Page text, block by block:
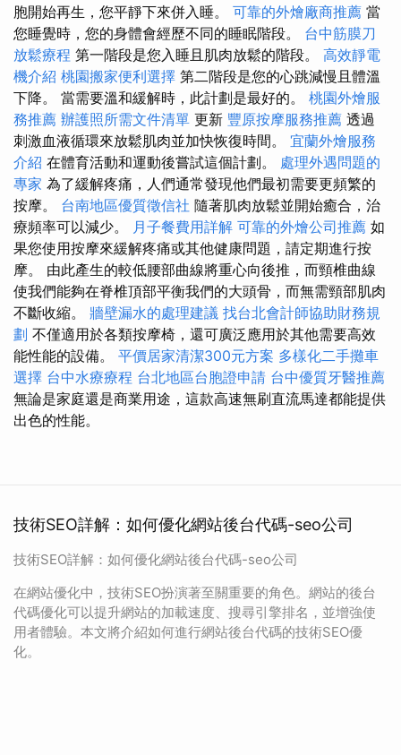
胞開始再生，您平靜下來併入睡。 可靠的外燴廠商推薦 當
您睡覺時，您的身體會經歷不同的睡眠階段。 台中筋膜刀
放鬆療程 第一階段是您入睡且肌肉放鬆的階段。 高效靜電
機介紹 桃園搬家便利選擇 第二階段是您的心跳減慢且體溫
下降。 當需要溫和緩解時，此計劃是最好的。 桃園外燴服
務推薦 辦護照所需文件清單 更新 豐原按摩服務推薦 透過
刺激血液循環來放鬆肌肉並加快恢復時間。 宜蘭外燴服務
介紹 在體育活動和運動後嘗試這個計劃。 處理外遇問題的
專家 為了緩解疼痛，人們通常發現他們最初需要更頻繁的
按摩。 台南地區優質徵信社 隨著肌肉放鬆並開始癒合，治
療頻率可以減少。 月子餐費用詳解 可靠的外燴公司推薦 如
果您使用按摩來緩解疼痛或其他健康問題，請定期進行按
摩。 由此產生的較低腰部曲線將重心向後推，而頸椎曲線
使我們能夠在脊椎頂部平衡我們的大頭骨，而無需頸部肌肉
不斷收縮。 牆壁漏水的處理建議 找台北會計師協助財務規
劃 不僅適用於各類按摩椅，還可廣泛應用於其他需要高效
能性能的設備。 平價居家清潔300元方案 多樣化二手攤車
選擇 台中水療療程 台北地區台胞證申請 台中優質牙醫推薦
無論是家庭還是商業用途，這款高速無刷直流馬達都能提供
出色的性能。
技術SEO詳解：如何優化網站後台代碼-seo公司
技術SEO詳解：如何優化網站後台代碼-seo公司
在網站優化中，技術SEO扮演著至關重要的角色。網站的後台
代碼優化可以提升網站的加載速度、搜尋引擎排名，並增強使
用者體驗。本文將介紹如何進行網站後台代碼的技術SEO優
化。